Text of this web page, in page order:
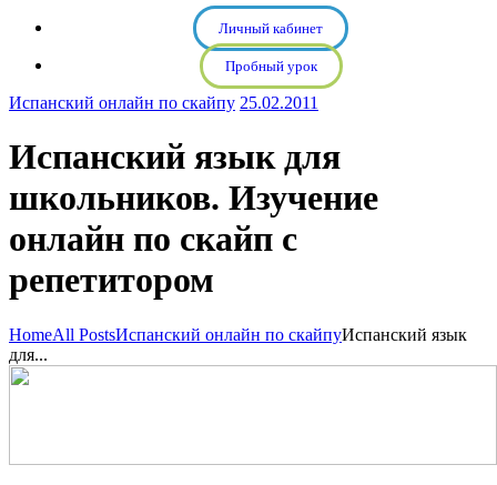
Личный кабинет
Пробный урок
Испанский онлайн по скайпу 25.02.2011
Испанский язык для
школьников. Изучение
онлайн по скайп с
репетитором
HomeAll PostsИспанский онлайн по скайпуИспанский язык
для...